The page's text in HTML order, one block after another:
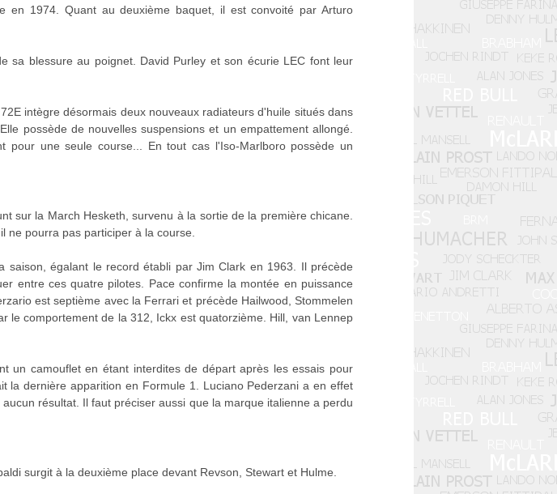
en 1974. Quant au deuxième baquet, il est convoité par Arturo
sa blessure au poignet. David Purley et son écurie LEC font leur
intègre désormais deux nouveaux radiateurs d'huile situés dans
possède de nouvelles suspensions et un empattement allongé.
pour une seule course... En tout cas l'Iso-Marlboro possède un
sur la March Hesketh, survenu à la sortie de la première chicane.
ne pourra pas participer à la course.
saison, égalant le record établi par Jim Clark en 1963. Il précède
entre ces quatre pilotes. Pace confirme la montée en puissance
est septième avec la Ferrari et précède Hailwood, Stommelen
le comportement de la 312, Ickx est quatorzième. Hill, van Lennep
un camouflet en étant interdites de départ après les essais pour
la dernière apparition en Formule 1. Luciano Pederzani a en effet
résultat. Il faut préciser aussi que la marque italienne a perdu
surgit à la deuxième place devant Revson, Stewart et Hulme.